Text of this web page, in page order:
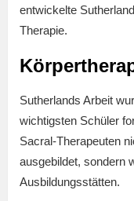
entwickelte
Therapie.
Sutherlands Arbeit
wichtigsten Schüler
Sacral-Therapeuten
ausgebildet, sondern
Ausbildungsstätten.